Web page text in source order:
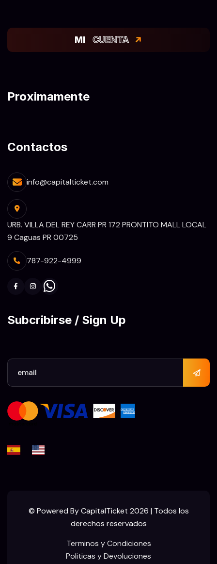
MI CUENTA
Proximamente
Contactos
info@capitalticket.com
URB. VILLA DEL REY CARR PR 172 PRONTITO MALL LOCAL
9 Caguas PR 00725
787-922-4999
Subcribirse / Sign Up
© Powered By CapitalTicket 2026 | Todos los
derechos reservados
Terminos y Condiciones
Politicas y Devoluciones